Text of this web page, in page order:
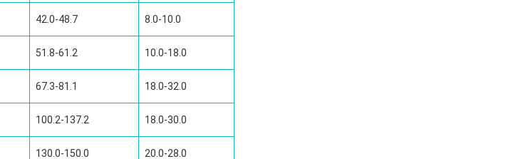
42.0-48.7 8.0-10.0
51.8-61.2 10.0-18.0
67.3-81.1 18.0-32.0
100.2-137.2 18.0-30.0
130.0-150.0 20.0-28.0